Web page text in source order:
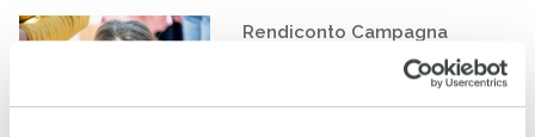
Rendiconto Campagna
Solidale CESVI 2025 “Diamo
un tetto alla speranza” con il
supporto informativo di Rai